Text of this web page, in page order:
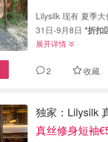
Lilysilk 现有 夏季
31日-9月8日 *折扣
展开详情
2 收藏
独家：Lilysilk
真丝修身短袖